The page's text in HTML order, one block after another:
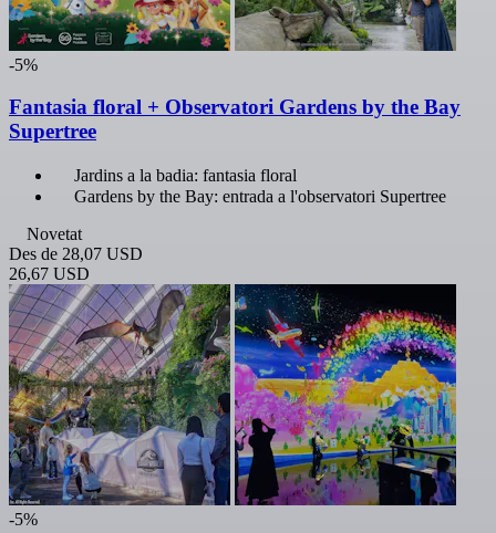
-5%
Fantasia floral + Observatori Gardens by the Bay
Supertree
Jardins a la badia: fantasia floral
Gardens by the Bay: entrada a l'observatori Supertree
Novetat
Des de 28,07 USD
26,67 USD
-5%